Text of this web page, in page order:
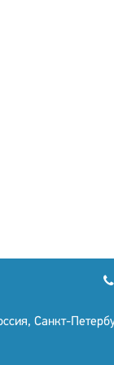
Санкт-